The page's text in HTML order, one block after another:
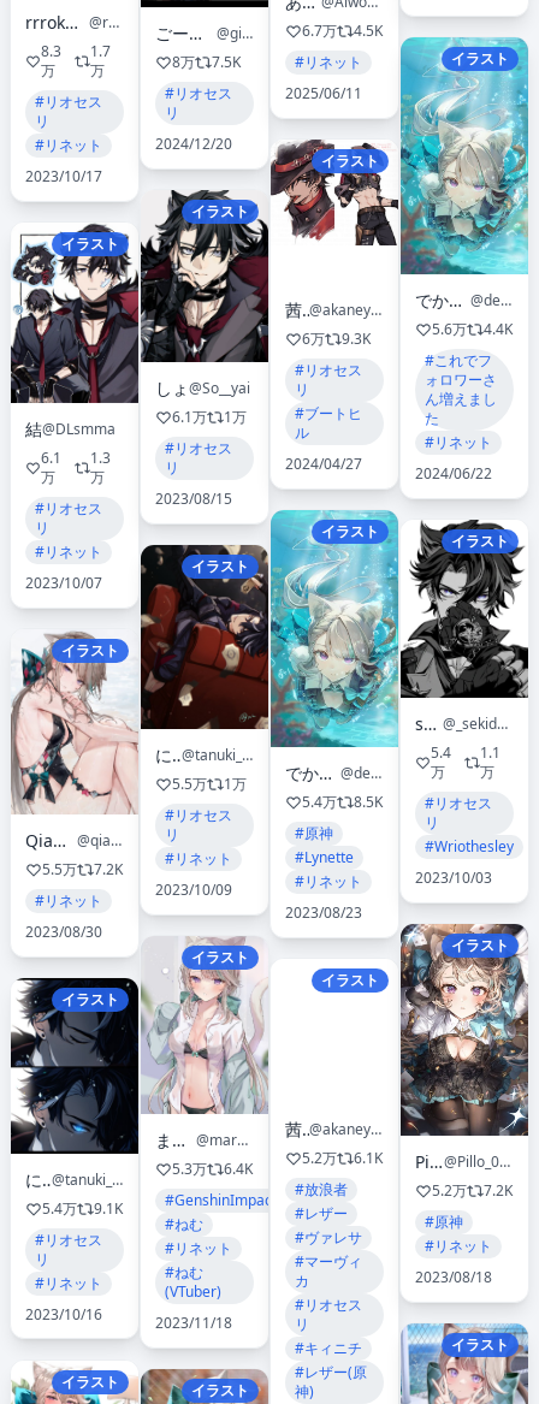
rrrokuonnn🎙️_
@rokuon_
8.3
万
1.7
万
#リオセス
リ
#リネット
2023/10/17
イラスト
結@DLsmma
6.1
万
1.3
万
#リオセス
リ
#リネット
2023/10/07
イラスト
Qiandai以宇
@qiandaiyiyu
5.5万
7.2K
#リネット
2023/08/30
イラスト
にし
@tanuki_nishi
5.4万
9.1K
#リオセス
リ
#リネット
2023/10/16
イラスト
ごーすけ 原稿 線画残32P
@giyuyuchan520
8万
7.5K
#リオセス
リ
2024/12/20
イラスト
しょ@So__yai
6.1万
1万
#リオセス
リ
2023/08/15
イラスト
にし
@tanuki_nishi
5.5万
1万
#リオセス
リ
#リネット
2023/10/09
イラスト
まるろ
@mar_R_o
5.3万
6.4K
#GenshinImpact
#ねむ
#リネット
#ねむ
(VTuber)
2023/11/18
イラスト
6.7万
4.5K
#リネット
2025/06/11
イラスト
茜屋
@akaneya1484
6万
9.3K
#リオセス
リ
#ブートヒ
ル
2024/04/27
イラスト
でかるこ🤐
@dekarko
5.4万
8.5K
#原神
#Lynette
#リネット
2023/08/23
イラスト
茜屋
@akaneya1484
5.2万
6.1K
#放浪者
#レザー
#ヴァレサ
#マーヴィ
カ
#リオセス
リ
#キィニチ
#レザー(原
神)
イラスト
でかるこ🤐
@dekarko
5.6万
4.4K
#これでフ
ォロワーさ
ん増えまし
た
#リネット
2024/06/22
イラスト
seki
@_sekidesu
5.4
万
1.1
万
#リオセス
リ
#Wriothesley
2023/10/03
イラスト
Pillo
@Pillo_0000
5.2万
7.2K
#原神
#リネット
2023/08/18
イラスト